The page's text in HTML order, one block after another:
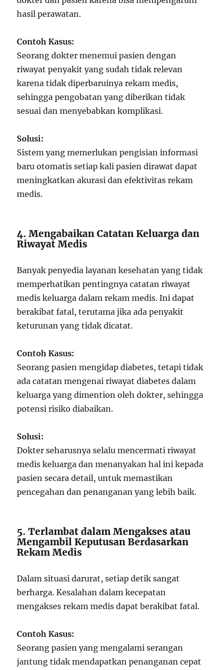
hasil perawatan.
Contoh Kasus:
Seorang dokter menemui pasien dengan
riwayat penyakit yang sudah tidak relevan
karena tidak diperbaruinya rekam medis,
sehingga pengobatan yang diberikan tidak
sesuai dan menyebabkan komplikasi.
Solusi:
Sistem yang memerlukan pengisian informasi
baru otomatis setiap kali pasien dirawat dapat
meningkatkan akurasi dan efektivitas rekam
medis.
4. Mengabaikan Catatan Keluarga dan
Riwayat Medis
Banyak penyedia layanan kesehatan yang tidak
memperhatikan pentingnya catatan riwayat
medis keluarga dalam rekam medis. Ini dapat
berakibat fatal, terutama jika ada penyakit
keturunan yang tidak dicatat.
Contoh Kasus:
Seorang pasien mengidap diabetes, tetapi tidak
ada catatan mengenai riwayat diabetes dalam
keluarga yang dimention oleh dokter, sehingga
potensi risiko diabaikan.
Solusi:
Dokter seharusnya selalu mencermati riwayat
medis keluarga dan menanyakan hal ini kepada
pasien secara detail, untuk memastikan
pencegahan dan penanganan yang lebih baik.
5. Terlambat dalam Mengakses atau
Mengambil Keputusan Berdasarkan
Rekam Medis
Dalam situasi darurat, setiap detik sangat
berharga. Kesalahan dalam kecepatan
mengakses rekam medis dapat berakibat fatal.
Contoh Kasus:
Seorang pasien yang mengalami serangan
jantung tidak mendapatkan penanganan cepat